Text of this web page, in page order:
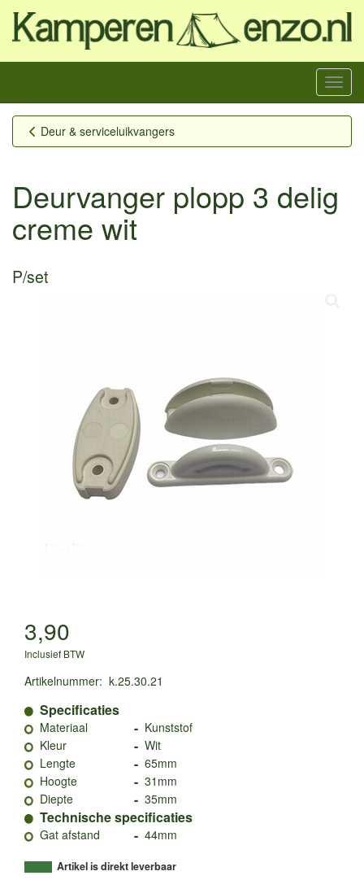
Menu
Deur & serviceluikvangers
Deurvanger plopp 3 delig
creme wit
P/set
3,90
Inclusief BTW
Artikelnummer: k.25.30.21
Specificaties
Materiaal - Kunststof
Kleur
- Wit
Lengte
- 65mm
Hoogte
- 31mm
Diepte
- 35mm
Technische specificaties
Gat afstand - 44mm
Artikel is direkt leverbaar